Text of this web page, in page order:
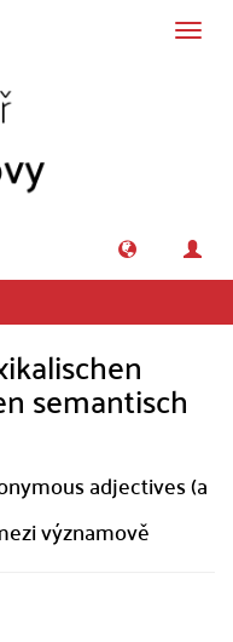
semantisch
adjectives (a
významově